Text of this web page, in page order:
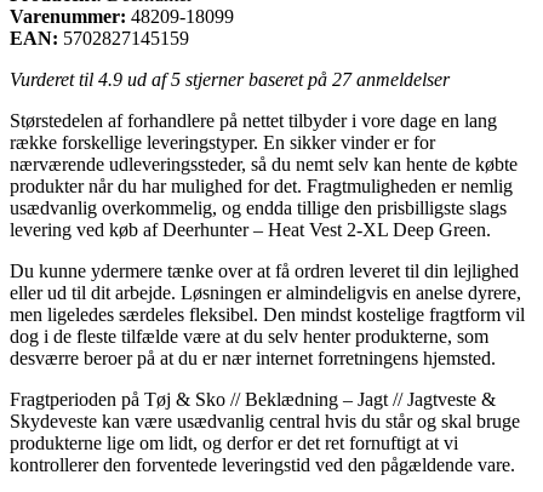
Varenummer: 48209-18099
EAN: 5702827145159
Vurderet til 4.9 ud af 5 stjerner baseret på 27anmeldelser
Størstedelen af forhandlere på nettet tilbyder i vore dage en lang
række forskellige leveringstyper. En sikker vinder er for
nærværende udleveringssteder, så du nemt selv kan hente de købte
produkter når du har mulighed for det. Fragtmuligheden er nemlig
usædvanlig overkommelig, og endda tillige den prisbilligste slags
levering ved køb af Deerhunter – Heat Vest 2-XL Deep Green.
Du kunne ydermere tænke over at få ordren leveret til din lejlighed
eller ud til dit arbejde. Løsningen er almindeligvis en anelse dyrere,
men ligeledes særdeles fleksibel. Den mindst kostelige fragtform vil
dog i de fleste tilfælde være at du selv henter produkterne, som
desværre beroer på at du er nær internet forretningens hjemsted.
Fragtperioden på Tøj & Sko // Beklædning – Jagt // Jagtveste &
Skydeveste kan være usædvanlig central hvis du står og skal bruge
produkterne lige om lidt, og derfor er det ret fornuftigt at vi
kontrollerer den forventede leveringstid ved den pågældende vare.